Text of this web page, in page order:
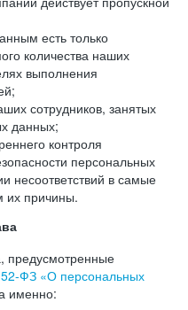
есть только
количества наших
выполнения
сотрудников, занятых
данных;
контроля
персональных
несоответствий в самые
их причины.
ФЗ «О персональных
именно: